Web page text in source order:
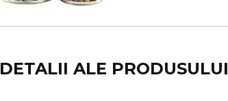
DETALII ALE PRODUSULUI